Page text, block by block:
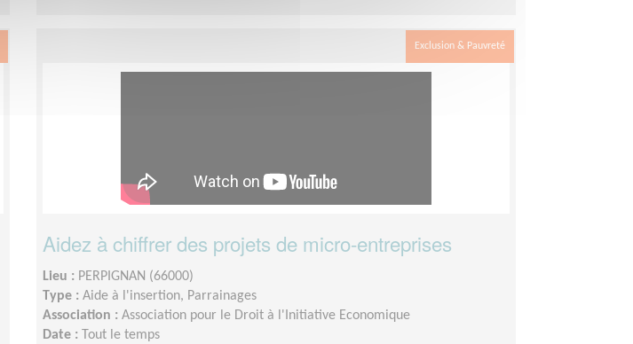
Exclusion & Pauvreté
Aidez à chiffrer des projets de micro-entreprises
Lieu : PERPIGNAN (66000)
Type : Aide à l'insertion, Parrainages
Association : Association pour le Droit à l'Initiative Economique
Date :
Tout le temps